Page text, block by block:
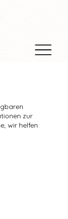
zur
wir helfen